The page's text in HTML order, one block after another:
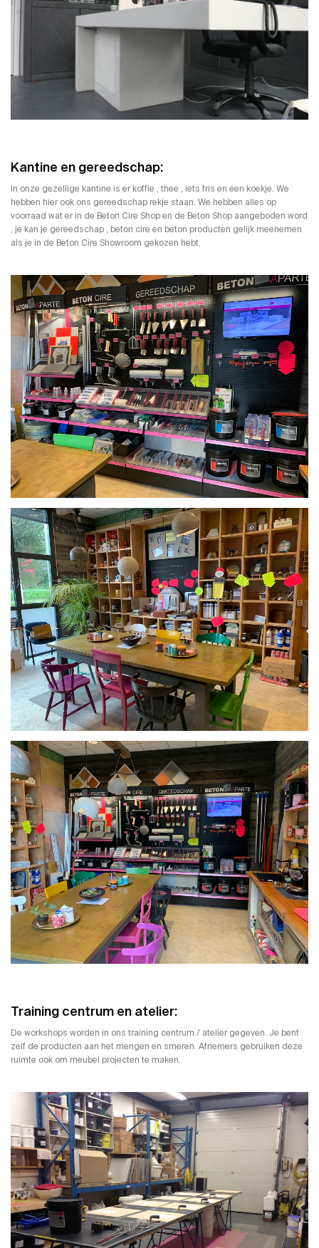
Kantine en gereedschap:
In onze gezellige kantine is er koffie , thee , iets fris en een koekje. We
hebben hier ook ons gereedschap rekje staan. We hebben alles op
voorraad wat er in de Beton Cire Shopen de Beton Shop aangeboden word
, je kan je gereedschap , beton cire en beton producten gelijk meenemen
als je in de Beton Cire Showroom gekozen hebt.
Training centrum en atelier:
De workshops worden in ons training centrum / atelier gegeven. Je bent
zelf de producten aan het mengen en smeren. Afnemers gebruiken deze
ruimte ook om meubel projecten te maken.